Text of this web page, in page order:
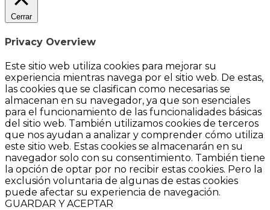
Cerrar
Privacy Overview
Este sitio web utiliza cookies para mejorar su
experiencia mientras navega por el sitio web. De estas,
las cookies que se clasifican como necesarias se
almacenan en su navegador, ya que son esenciales
para el funcionamiento de las funcionalidades básicas
del sitio web. También utilizamos cookies de terceros
que nos ayudan a analizar y comprender cómo utiliza
este sitio web. Estas cookies se almacenarán en su
navegador solo con su consentimiento. También tiene
la opción de optar por no recibir estas cookies. Pero la
exclusión voluntaria de algunas de estas cookies
puede afectar su experiencia de navegación.
GUARDAR Y ACEPTAR